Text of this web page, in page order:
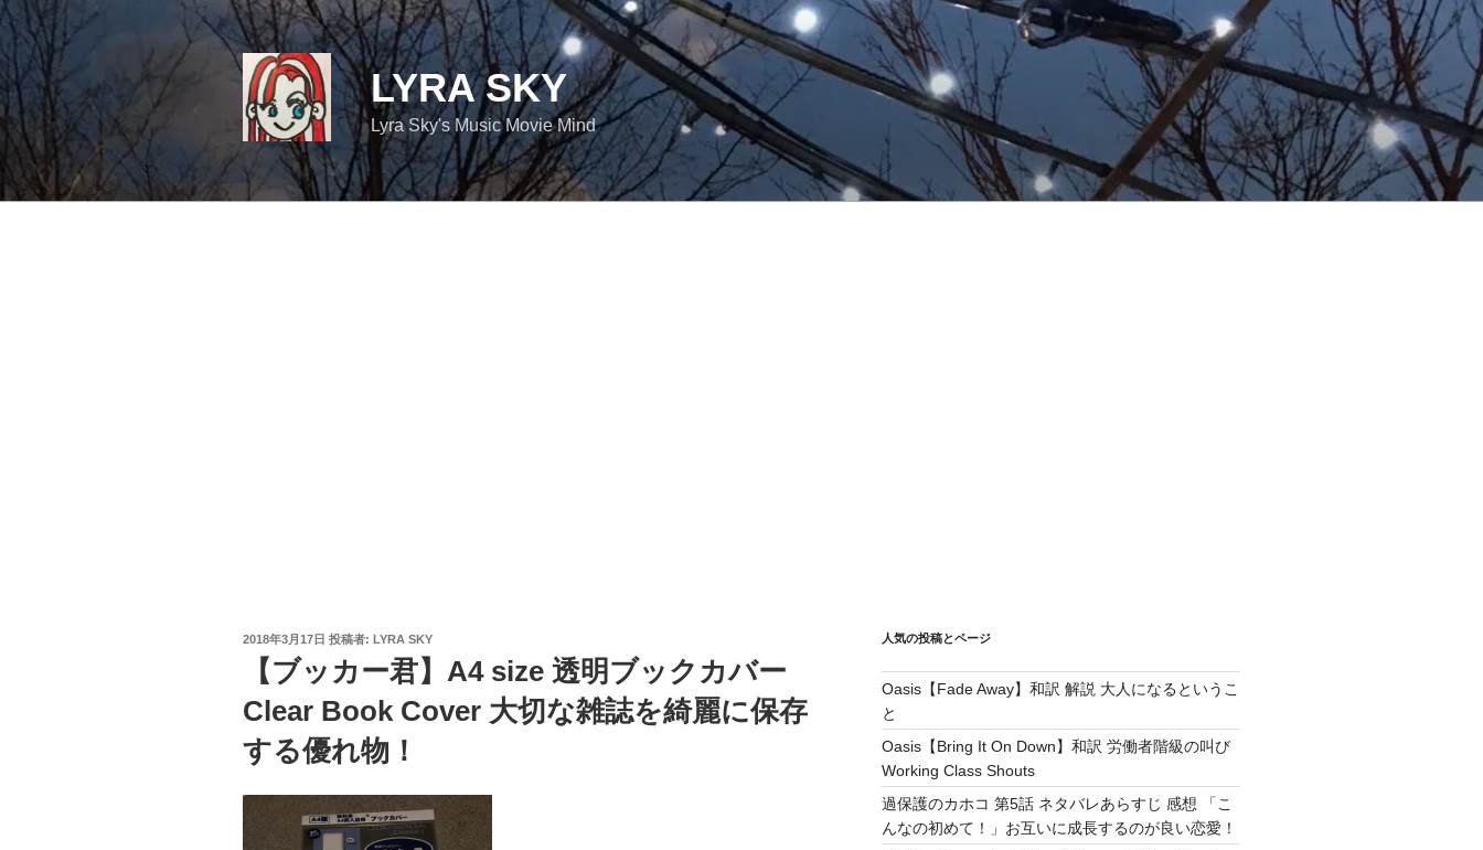
コ
テ
ン
ツ
へ
ス
キ
LYRA SKY
Lyra Sky's Music Movie Mind
投
2018年3月17日 投稿者: LYRA SKY
【ブッカー君】A4 size 透明ブックカバー
Clear Book Cover 大切な雑誌を綺麗に保存
する優れ物！
人気の投稿とページ
Oasis【Fade Away】和訳 解説 大人になるというこ
と
Oasis【Bring It On Down】和訳 労働者階級の叫び
Working Class Shouts
過保護のカホコ 第5話 ネタバレあらすじ 感想 「こ
んなの初めて！」お互いに成長するのが良い恋愛！